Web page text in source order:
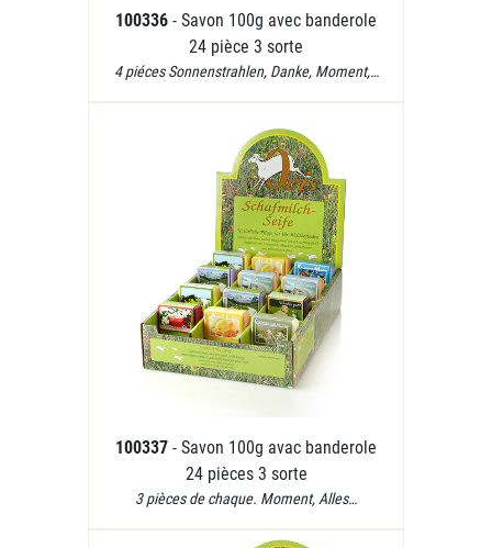
100336 - Savon 100g avec banderole
24 pièce 3 sorte
4 piéces Sonnenstrahlen, Danke, Moment,…
100337 - Savon 100g avac banderole
24 pièces 3 sorte
3 pièces de chaque. Moment, Alles…